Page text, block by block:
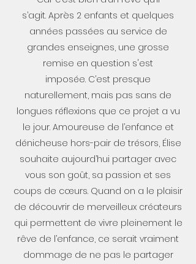
s’agit. Après 2 enfants et quelques
années passées au service de
grandes enseignes, une grosse
remise en question s'est
imposée. C’est presque
naturellement, mais pas sans de
longues réflexions que ce projet a vu
le jour. Amoureuse de l’enfance et
dénicheuse hors-pair de trésors, Élise
souhaite aujourd’hui partager avec
vous son goût, sa passion et ses
coups de cœurs. Quand on a le plaisir
de découvrir de merveilleux créateurs
qui permettent de vivre pleinement le
rêve de l’enfance, ce serait vraiment
dommage de ne pas le partager